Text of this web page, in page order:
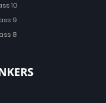
10
9
8